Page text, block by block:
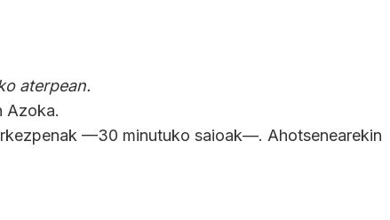
aterpean.
Azoka.
—30 minutuko saioak—. Ahotsenearekin